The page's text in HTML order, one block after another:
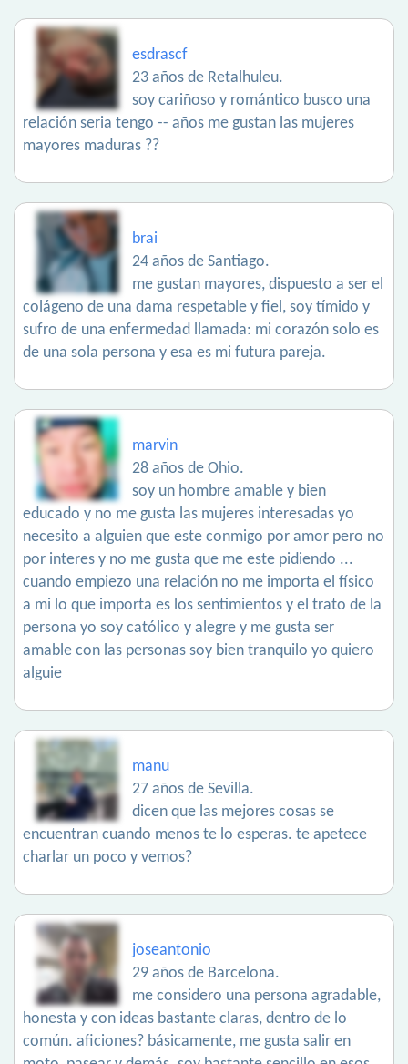
esdrascf
23 años de Retalhuleu.
soy cariñoso y romántico busco una
relación seria tengo -- años me gustan las mujeres
mayores maduras ??
brai
24 años de Santiago.
me gustan mayores, dispuesto a ser el
colágeno de una dama respetable y fiel, soy tímido y
sufro de una enfermedad llamada: mi corazón solo es
de una sola persona y esa es mi futura pareja.
marvin
28 años de Ohio.
soy un hombre amable y bien
educado y no me gusta las mujeres interesadas yo
necesito a alguien que este conmigo por amor pero no
por interes y no me gusta que me este pidiendo ...
cuando empiezo una relación no me importa el físico
a mi lo que importa es los sentimientos y el trato de la
persona yo soy católico y alegre y me gusta ser
amable con las personas soy bien tranquilo yo quiero
alguie
manu
27 años de Sevilla.
dicen que las mejores cosas se
encuentran cuando menos te lo esperas. te apetece
charlar un poco y vemos?
joseantonio
29 años de Barcelona.
me considero una persona agradable,
honesta y con ideas bastante claras, dentro de lo
común. aficiones? básicamente, me gusta salir en